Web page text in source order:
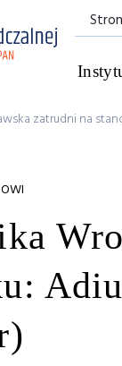
zatrudni na